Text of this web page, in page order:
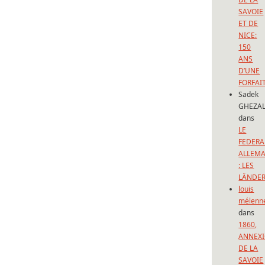
SAVOIE
ET DE
NICE:
150
ANS
D’UNE
Sadek
dans
LE
: LES
louis
dans
1860,
DE LA
SAVOIE